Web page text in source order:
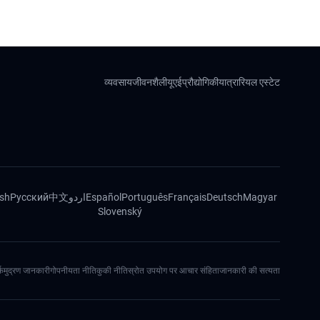
व्यवसायजीवनशैलीयूएईप्रौद्योगिकीयात्रारियल एस्टेट
Русский中文اردوEspañol PortuguêsFrançaisDeutschMagyar
Slovenský
मुद्रण जानकारीगोपनीयता नीतिकुकी नीतिस्रोत उपयोग पर आचार संहिताजानकारी की सत्यता